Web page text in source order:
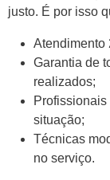
justo. É por isso
Atendimento
Garantia de
realizados;
situação;
Técnicas
no serviço.